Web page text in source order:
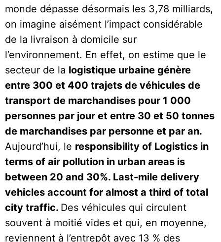
monde dépasse désormais les 3,78 milliards,
on imagine aisément l’impact considérable
de la livraison à domicile sur
l’environnement. En effet, on estime que le
secteur de la logistique urbaine génère
entre 300 et 400 trajets de véhicules de
transport de marchandises pour 1 000
personnes par jour et entre 30 et 50 tonnes
de marchandises par personne et par an.
Aujourd’hui, le responsibility of Logistics in
terms of air pollution in urban areas is
between 20 and 30%. Last-mile delivery
vehicles account for almost a third of total
city traffic. Des véhicules qui circulent
souvent à moitié vides et qui, en moyenne,
reviennent à l’entrepôt avec 13 % des